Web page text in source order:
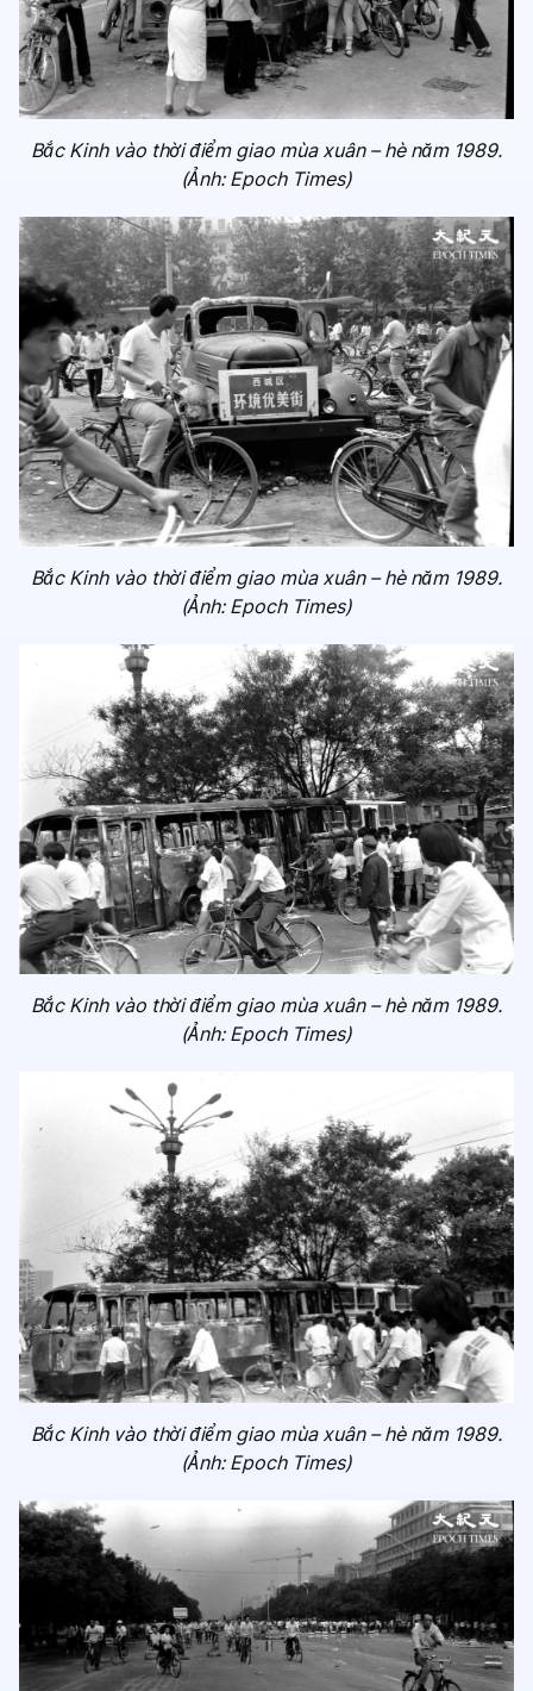
Bắc Kinh vào thời điểm giao mùa xuân – hè năm 1989.
(Ảnh: Epoch Times)
Bắc Kinh vào thời điểm giao mùa xuân – hè năm 1989.
(Ảnh: Epoch Times)
Bắc Kinh vào thời điểm giao mùa xuân – hè năm 1989.
(Ảnh: Epoch Times)
Bắc Kinh vào thời điểm giao mùa xuân – hè năm 1989.
(Ảnh: Epoch Times)